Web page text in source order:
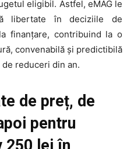
eligibil. Astfel, eMAG le
libertate în deciziile de
finanțare, contribuind la o
convenabilă și predictibilă
reduceri din an.
de preț, de
pentru